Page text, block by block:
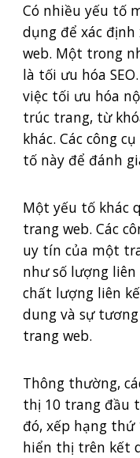
Có nhiều yếu tố
dụng để xác
web. Một trong
là tối ưu hóa
việc tối ưu hóa
trúc trang, từ
khác. Các công
tố này để đánh
Một yếu tố khác
trang web. Các
uy tín của một
như số lượng
chất lượng liên
dung và sự
trang web.
Thông thường,
thị 10 trang đầu
đó, xếp hạng
hiển thị trên kết